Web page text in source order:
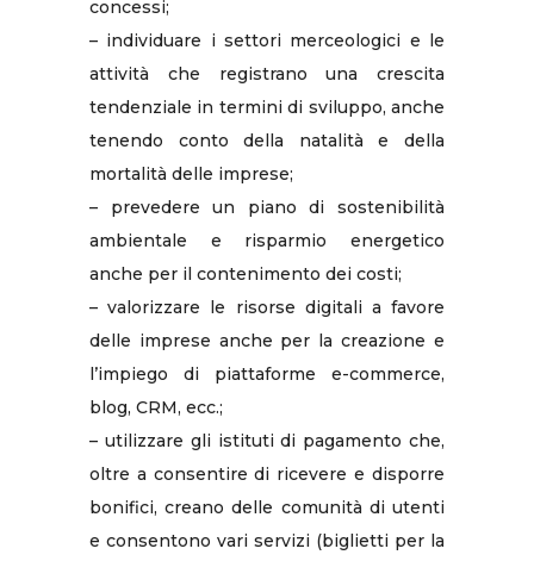
concessi;
– individuare i settori merceologici e le
attività che registrano una crescita
tendenziale in termini di sviluppo, anche
tenendo conto della natalità e della
mortalità delle imprese;
– prevedere un piano di sostenibilità
ambientale e risparmio energetico
anche per il contenimento dei costi;
– valorizzare le risorse digitali a favore
delle imprese anche per la creazione e
l’impiego di piattaforme e-commerce,
blog, CRM, ecc.;
– utilizzare gli istituti di pagamento che,
oltre a consentire di ricevere e disporre
bonifici, creano delle comunità di utenti
e consentono vari servizi (biglietti per la